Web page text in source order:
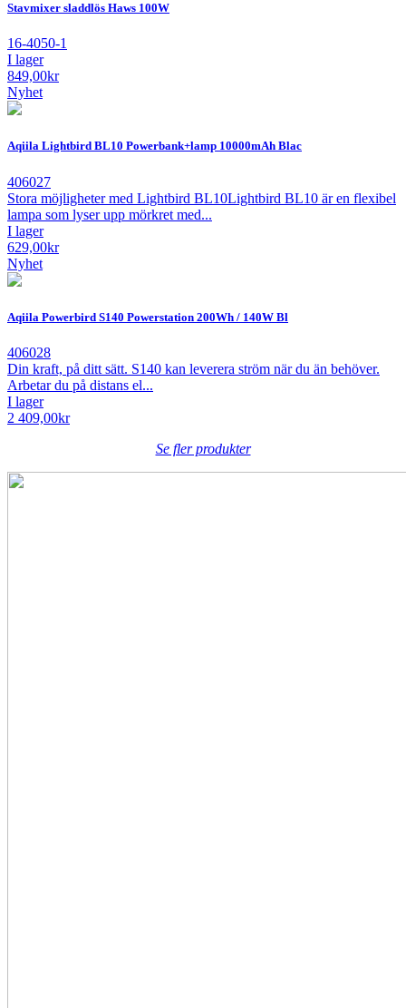
Stavmixer sladdlös Haws 100W
16-4050-1
I lager
849,00kr
Nyhet
Aqiila Lightbird BL10 Powerbank+lamp 10000mAh Blac
406027
Stora möjligheter med Lightbird BL10Lightbird BL10 är en flexibel
lampa som lyser upp mörkret med...
I lager
629,00kr
Nyhet
Aqiila Powerbird S140 Powerstation 200Wh / 140W Bl
406028
Din kraft, på ditt sätt. S140 kan leverera ström när du än behöver.
Arbetar du på distans el...
I lager
2 409,00kr
Se fler produkter